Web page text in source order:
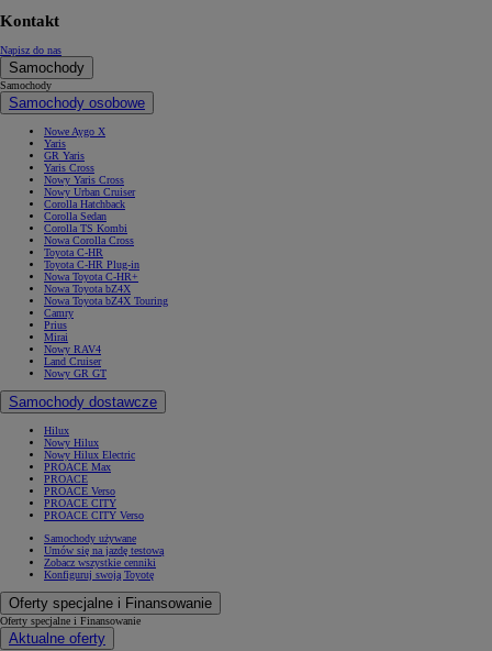
Kontakt
Napisz do nas
Samochody
Samochody
Samochody osobowe
Nowe Aygo X
Yaris
GR Yaris
Yaris Cross
Nowy Yaris Cross
Nowy Urban Cruiser
Corolla Hatchback
Corolla Sedan
Corolla TS Kombi
Nowa Corolla Cross
Toyota C-HR
Toyota C-HR Plug-in
Nowa Toyota C-HR+
Nowa Toyota bZ4X
Nowa Toyota bZ4X Touring
Camry
Prius
Mirai
Nowy RAV4
Land Cruiser
Nowy GR GT
Samochody dostawcze
Hilux
Nowy Hilux
Nowy Hilux Electric
PROACE Max
PROACE
PROACE Verso
PROACE CITY
PROACE CITY Verso
Samochody używane
Umów się na jazdę testową
Zobacz wszystkie cenniki
Konfiguruj swoją Toyotę
Oferty specjalne i Finansowanie
Oferty specjalne i Finansowanie
Aktualne oferty